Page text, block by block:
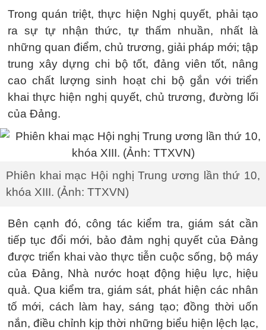
Trong quán triệt, thực hiện Nghị quyết, phải tạo
ra sự tự nhận thức, tự thấm nhuần, nhất là
những quan điểm, chủ trương, giải pháp mới; tập
trung xây dựng chi bộ tốt, đảng viên tốt, nâng
cao chất lượng sinh hoạt chi bộ gắn với triển
khai thực hiện nghị quyết, chủ trương, đường lối
của Đảng.
Phiên khai mạc Hội nghị Trung ương lần thứ 10,
khóa XIII. (Ảnh: TTXVN)
Bên cạnh đó, công tác kiểm tra, giám sát cần
tiếp tục đổi mới, bảo đảm nghị quyết của Đảng
được triển khai vào thực tiễn cuộc sống, bộ máy
của Đảng, Nhà nước hoạt động hiệu lực, hiệu
quả. Qua kiểm tra, giám sát, phát hiện các nhân
tố mới, cách làm hay, sáng tạo; đồng thời uốn
nắn, điều chỉnh kịp thời những biểu hiện lệch lạc,